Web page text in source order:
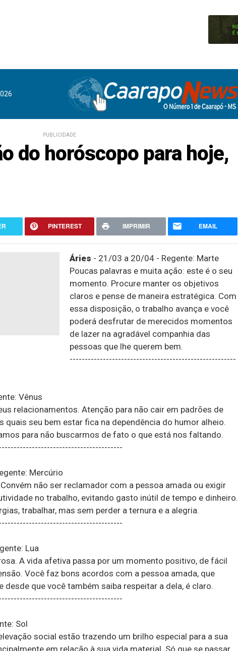
PUBLICIDADE
do horóscopo para hoje,
PINTEREST IMPRIMIR EMAIL
Áries - 21/03 a 20/04 - Regente: Marte
Poucas palavras e muita ação: este é o seu
momento. Procure manter os objetivos
claros e pense de maneira estratégica. Com
essa disposição, o trabalho avança e você
poderá desfrutar de merecidos momentos
de lazer na agradável companhia das
pessoas que lhe querem bem.
-------------------------------------------------------
Vênus
relacionamentos. Atenção para não cair em padrões de
seu bem estar fica na dependência do humor alheio.
para não buscarmos de fato o que está nos faltando.
Mercúrio
não ser reclamador com a pessoa amada ou exigir
no trabalho, evitando gasto inútil de tempo e dinheiro.
trabalhar, mas sem perder a ternura e a alegria.
Lua
A vida afetiva passa por um momento positivo, de fácil
Você faz bons acordos com a pessoa amada, que
desde que você também saiba respeitar a dela, é claro.
Sol
social estão trazendo um brilho especial para a sua